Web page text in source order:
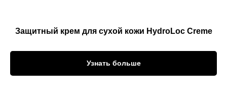
Защитный крем для сухой кожи HydroLoc Creme
Узнать больше